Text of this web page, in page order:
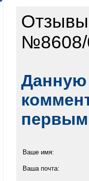
№8608/
Данную
Ваше имя:
Ваша почта: